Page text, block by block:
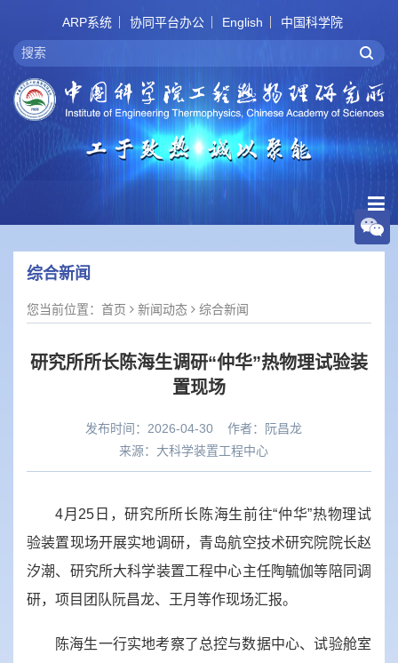
ARP系统 协同平台办公 English 中国科学院
综合新闻
您当前位置： 首页 新闻动态 综合新闻
研究所所长陈海生调研“仲华”热物理试验装
置现场
发布时间：2026-04-30 作者：
阮昌龙
来源： 大科学装置工程中心
4月25日，研究所所长陈海生前往“仲华”热物理试
验装置现场开展实地调研，青岛航空技术研究院院长赵
汐潮、研究所大科学装置工程中心主任陶毓伽等陪同调
研，项目团队阮昌龙、王月等作现场汇报。
陈海生一行实地考察了总控与数据中心、试验舱室